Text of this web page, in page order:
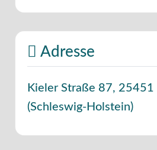
Adresse
Kieler Straße 87, 25451
(Schleswig-Holstein)